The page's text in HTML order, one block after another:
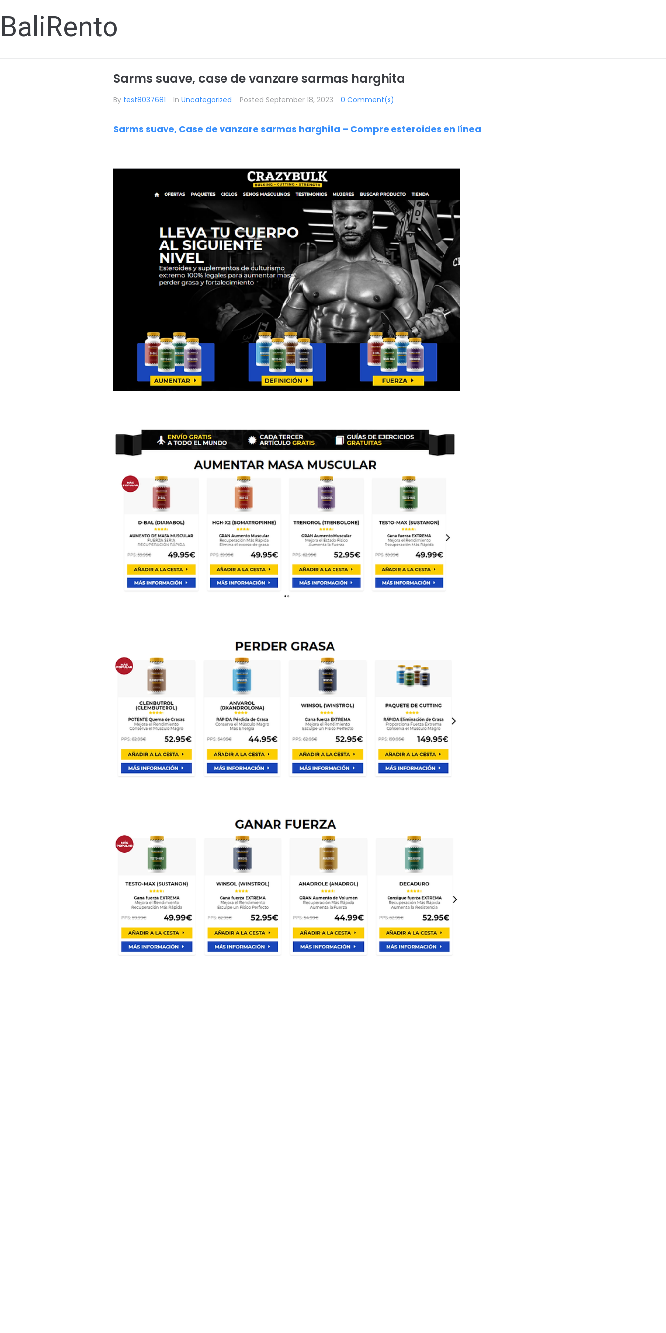
BaliRento
Sarms suave, case de vanzare sarmas harghita
By test8037681 In Uncategorized Posted September 18, 2023 0 Comment(s)
Sarms suave, Case de vanzare sarmas harghita – Compre esteroides en línea